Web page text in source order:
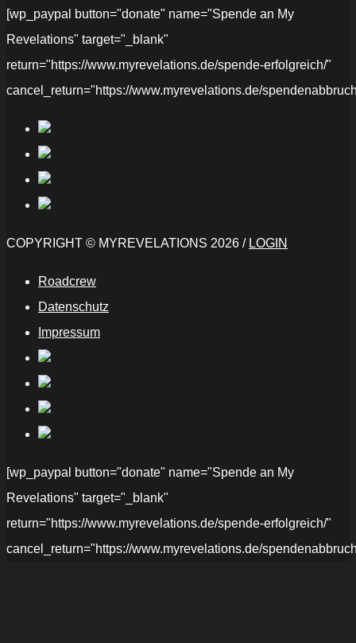
[wp_paypal button="donate" name="Spende an My
Revelations" target="_blank"
return="https://www.myrevelations.de/spende-erfolgreich/"
cancel_return="https://www.myrevelations.de/
COPYRIGHT © MYREVELATIONS 2026 / LOGIN
Roadcrew
Datenschutz
Impressum
[wp_paypal button="donate" name="Spende an My
Revelations" target="_blank"
return="https://www.myrevelations.de/spende-erfolgreich/"
cancel_return="https://www.myrevelations.de/